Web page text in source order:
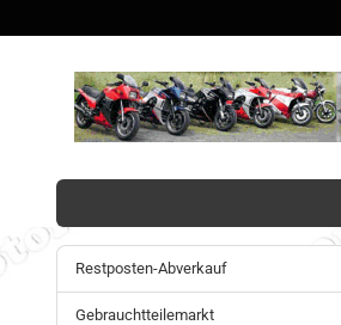
Restposten-Abverkauf
Gebrauchtteilemarkt